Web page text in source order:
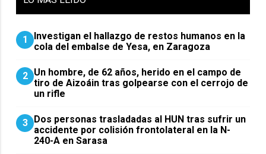
1
Investigan el hallazgo de restos humanos en la
cola del embalse de Yesa, en Zaragoza
2 Un hombre, de 62 años, herido en el campo de
tiro de Aizoáin tras golpearse con el cerrojo de
un rifle
3 ​Dos personas trasladadas al HUN tras sufrir un
accidente por colisión frontolateral en la N-
240-A en Sarasa